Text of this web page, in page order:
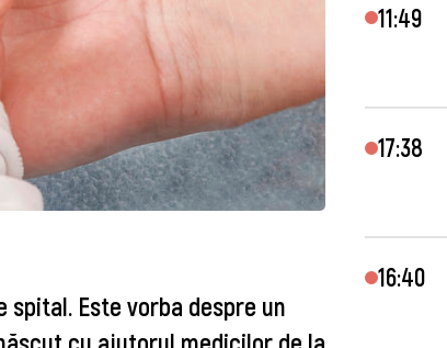
Este vorba despre un
11:49
17:38
16:40